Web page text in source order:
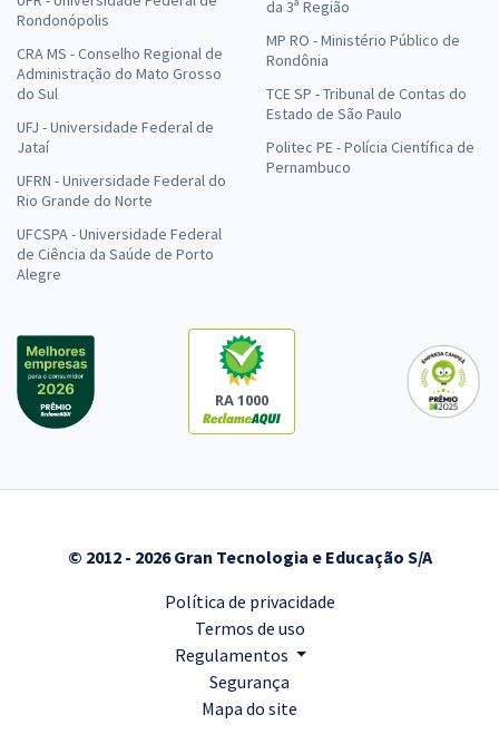
Rondonópolis
CRA MS - Conselho Regional de
Administração do Mato Grosso
do Sul
UFJ - Universidade Federal de
Jataí
UFRN - Universidade Federal do
Rio Grande do Norte
UFCSPA - Universidade Federal
de Ciência da Saúde de Porto
Alegre
da 3ª Região
MP RO - Ministério Público de
Rondônia
TCE SP - Tribunal de Contas do
Estado de São Paulo
Politec PE - Polícia Científica de
Pernambuco
RA 1000
© 2012 - 2026 Gran Tecnologia e Educação S/A
Política de privacidade
Termos de uso
Regulamentos
Segurança
Mapa do site